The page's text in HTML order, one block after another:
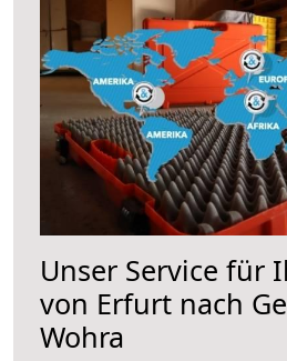
Unser Service für
von Erfurt nach
Wohra